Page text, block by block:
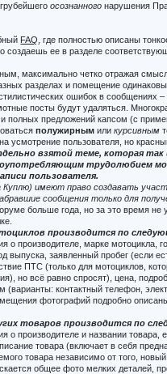
осознанного нарушения
FAQ , где полностью описаны
ее в разделе
максимально четко отражая
разделах и помещение
ошибок в сообщениях
посты будут удаляться.
полных предложений капсом (с
полужирным иликурсивным
усмотрение пользователя, но
взятой теме, которая
трудолюбием
пользователя.
имеют право создавать
сообщения только для
больше года, но за это время
производится по
о производителе, марке мотоцикла,
выпуска, заявленный пробег (если
ПТС (только для мотоциклов,
но всё равно спросят), цена,
(варианты: контактный телефон,
фотографий подробно
товаров производится по
о производителе и названии товара,
товара (включает в себя
товара независимо от того,
общее фото мелких деталей,